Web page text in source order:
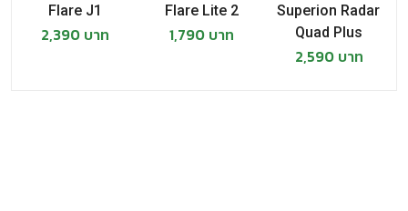
Cherry Mobile Omega Infinity
Flare J1
2,390 บาท
Flare Lite 2
1,790 บาท
Superion Radar
Quad Plus
2,590 บาท